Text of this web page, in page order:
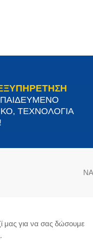
ΤΕΧΝΟΛΟΓΙΑ
μας για να σας δώσουμε